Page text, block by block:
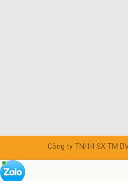
Công ty TNHH SX TM